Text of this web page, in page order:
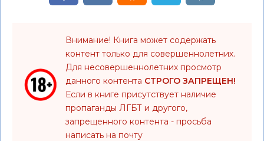
Внимание! Книга может содержать
контент только для совершеннолетних.
Для несовершеннолетних просмотр
данного контента СТРОГО ЗАПРЕЩЕН!
Если в книге присутствует наличие
пропаганды ЛГБТ и другого,
запрещенного контента - просьба
написать на почту